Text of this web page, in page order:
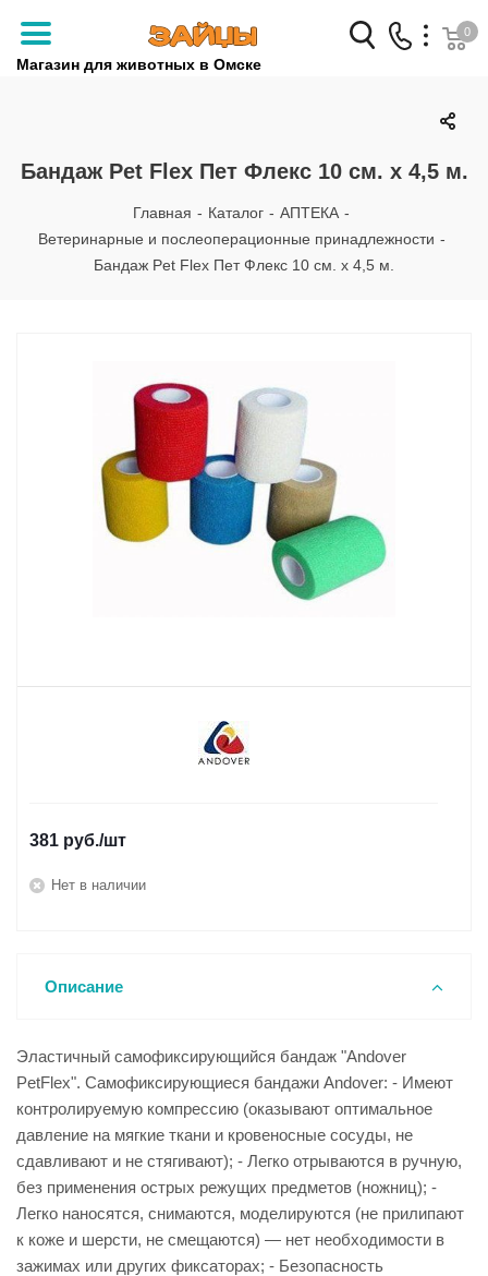
Магазин для животных в Омске
Заказать звонок
+7 (3812) 79-04-04
+7 (950) 959-88-32
0
Бандаж Pet Flex Пет Флекс 10 см. х 4,5 м.
Главная - Каталог - АПТЕКА -
Ветеринарные и послеоперационные принадлежности -
Бандаж Pet Flex Пет Флекс 10 см. х 4,5 м.
381 руб./шт
Нет в наличии
Описание
Эластичный самофиксирующийся бандаж "Andover
PetFlex". Самофиксирующиеся бандажи Andover: - Имеют
контролируемую компрессию (оказывают оптимальное
давление на мягкие ткани и кровеносные сосуды, не
сдавливают и не стягивают); - Легко отрываются в ручную,
без применения острых режущих предметов (ножниц); -
Легко наносятся, снимаются, моделируются (не прилипают
к коже и шерсти, не смещаются) — нет необходимости в
зажимах или других фиксаторах; - Безопасность